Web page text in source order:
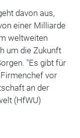
davon aus,
einer Milliarde
weltweiten
um die Zukunft
"Es gibt für
vor
an der
(HfWU)